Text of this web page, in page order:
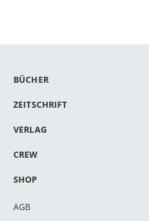
BÜCHER
ZEITSCHRIFT
VERLAG
CREW
SHOP
AGB